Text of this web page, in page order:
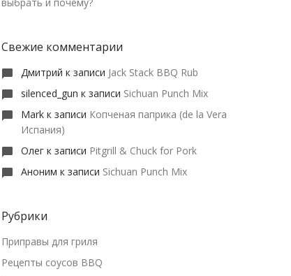
Свежие комментарии
Дмитрий к записи Jack Stack BBQ Rub
silenced_gun к записи Sichuan Punch Mix
Mark к записи Копченая паприка (de la Vera
Испания)
Олег к записи Pitgrill & Chuck for Pork
Аноним к записи Sichuan Punch Mix
Рубрики
Приправы для гриля
Рецепты соусов BBQ